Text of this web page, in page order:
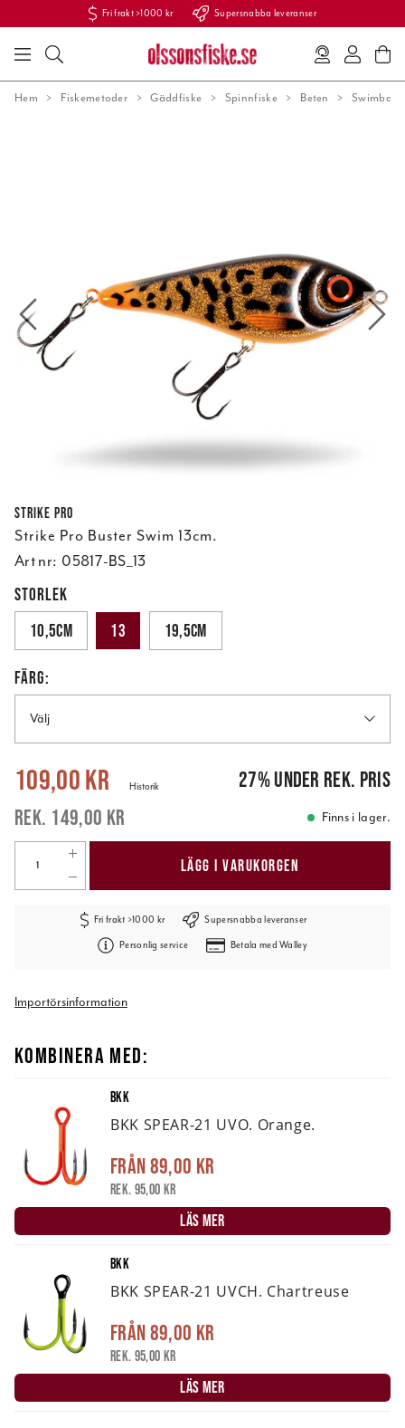
Fri frakt >1000 kr Supersnabba leveranser
Hem Fiskemetoder Gäddfiske Spinnfiske Beten Swimbaits
Strike Pro
Strike Pro Buster Swim 13cm.
Art nr: 05817-BS_13
STORLEK
10,5cm
13 19,5cm
FÄRG:
Välj
Nuvarande pris:109,00 kr 149,00 kr
109,00 kr
149,00 kr
Historik 27%under rek. pris
Finns i lager.
LÄGG I VARUKORGEN
Fri frakt >1000 kr Supersnabba leveranser
Personlig service Betala med Walley
Importörsinformation
KOMBINERA MED:
BKK
BKK SPEAR-21 UVO. Orange.
Från89,00 kr
Rek. 95,00 kr
LÄS MER
BKK
BKK SPEAR-21 UVCH. Chartreuse
Från89,00 kr
Rek. 95,00 kr
LÄS MER